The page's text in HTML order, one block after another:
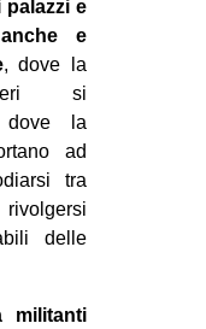
e
e
, dove la
si
dove la
ad
tra
delle
militanti